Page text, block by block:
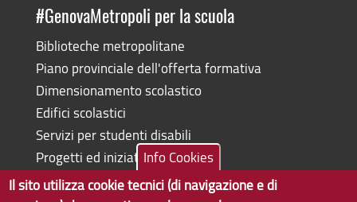
#GenovaMetropoli per la scuola
Biblioteche metropolitane
Piano provinciale dell'offerta formativa
Dimensionamento scolastico
Edifici scolastici
Servizi per studenti disabili
Progetti ed iniziativeInfo Cookies
Il sito utilizza cookie tecnici (di navigazione e di